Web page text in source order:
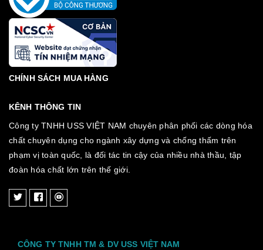
CHÍNH SÁCH MUA HÀNG
KÊNH THÔNG TIN
Công ty TNHH USS VIỆT NAM chuyên phân phối các dòng hóa
chất chuyên dụng cho ngành xây dựng và chống thấm trên
phạm vị toàn quốc, là đối tác tin cậy của nhiều nhà thầu, tập
đoàn hóa chất lớn trên thế giới.
CÔNG TY TNHH TM & DV USS VIỆT NAM